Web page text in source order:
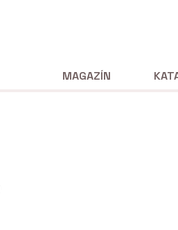
MAGAZÍN